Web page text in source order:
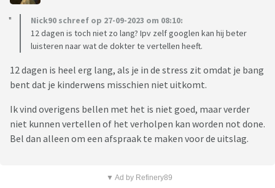
Nick90 schreef op 27-09-2023 om 08:10:
12 dagen is toch niet zo lang? Ipv zelf googlen kan hij beter
luisteren naar wat de dokter te vertellen heeft.
12 dagen is heel erg lang, als je in de stress zit omdat je bang
bent dat je kinderwens misschien niet uitkomt.
Ik vind overigens bellen met het is niet goed, maar verder
niet kunnen vertellen of het verholpen kan worden not done.
Bel dan alleen om een afspraak te maken voor de uitslag.
▼ Ad by Refinery89